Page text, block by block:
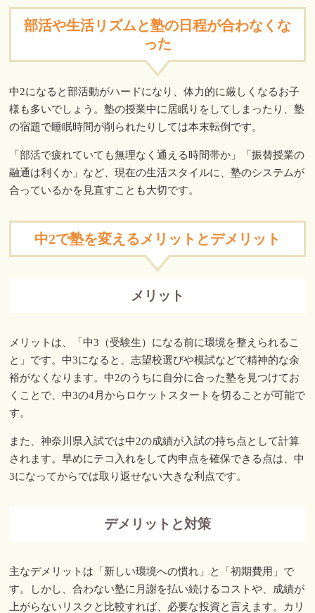
部活や生活リズムと塾の日程が合わなくな
った
中2になると部活動がハードになり、体力的に厳しくなるお子
様も多いでしょう。塾の授業中に居眠りをしてしまったり、塾
の宿題で睡眠時間が削られたりしては本末転倒です。
「部活で疲れていても無理なく通える時間帯か」「振替授業の
融通は利くか」など、現在の生活スタイルに、塾のシステムが
合っているかを見直すことも大切です。
中2で塾を変えるメリットとデメリット
メリット
メリットは、「中3（受験生）になる前に環境を整えられるこ
と」です。中3になると、志望校選びや模試などで精神的な余
裕がなくなります。中2のうちに自分に合った塾を見つけてお
くことで、中3の4月からロケットスタートを切ることが可能で
す。
また、神奈川県入試では中2の成績が入試の持ち点として計算
されます。早めにテコ入れをして内申点を確保できる点は、中
3になってからでは取り返せない大きな利点です。
デメリットと対策
主なデメリットは「新しい環境への慣れ」と「初期費用」で
す。しかし、合わない塾に月謝を払い続けるコストや、成績が
上がらないリスクと比較すれば、必要な投資と言えます。カリ